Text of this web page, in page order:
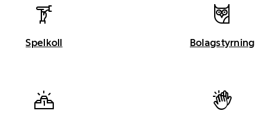
Spelkoll Bolagstyrning